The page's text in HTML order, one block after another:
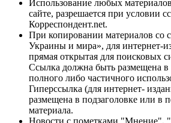
Использование любых
сайте, разрешается при условии
Корреспондент.net.
При копировании материалов со
Украины и мира», для интернет-
прямая открытая для поисковых
Ссылка должна быть размещена в
полного либо частичного
Гиперссылка (для интернет-
размещена в подзаголовке или в
материала.
Новости с пометками "Мнение",